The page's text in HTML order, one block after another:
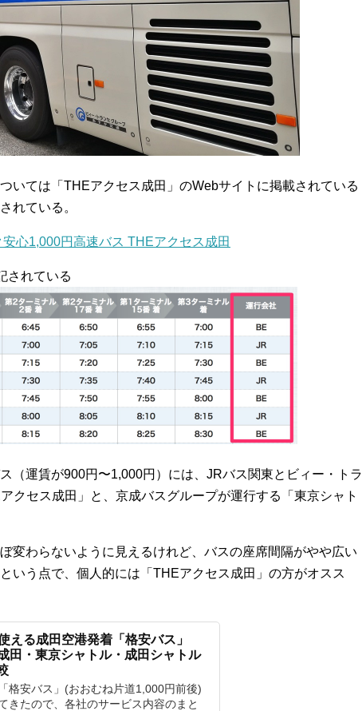
いては「THEアクセス成田」のWebサイトに掲載されている
れている。
心1,000円高速バス THEアクセス成田
されている
（運賃が900円〜1,000円）には、JRバス関東とビィー・トラ
クセス成田」と、京成バスグループが運行する「東京シャト
変わらないように見えるけれど、バスの座席間隔がやや広い
いう点で、個人的には「THEアクセス成田」の方がオスス
える成田空港発着「格安バス」
田・東京シャトル・成田シャトル
格安バス」(おおむね片道1,000円前後)
きたので、各社のサービス内容のまと